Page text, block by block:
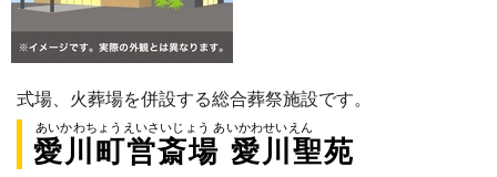
式場、火葬場を併設する総合葬祭施設です。
あいかわちょうえいさいじょう あいかわせいえん
愛川町営斎場 愛川聖苑